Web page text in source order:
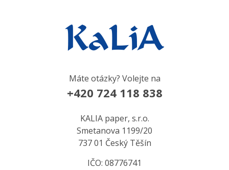
Máte otázky? Volejte na
+420 724 118 838
KALIA paper, s.r.o.
Smetanova 1199/20
737 01 Český Těšín
IČO: 08776741